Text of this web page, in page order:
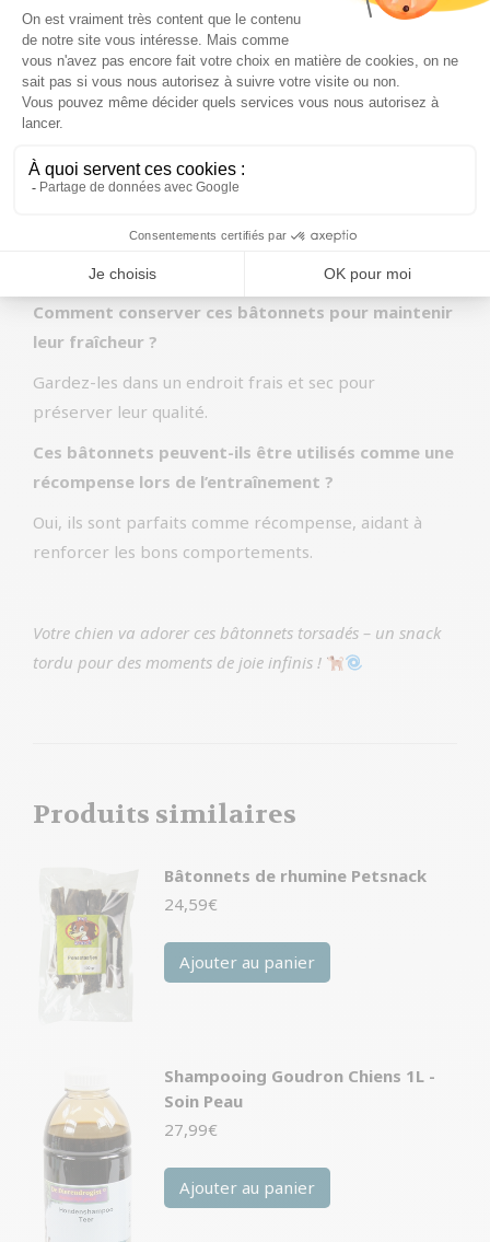
Chaque paquet contient 100 pièces de bâtonnets
torsadés, mesurant environ 12,5 cm de long et 7/8
mm de diamètre. Un snack idéal pour tous les types
de chiens.
FAQ
Absolument ! Les bâtonnets torsadés Petsnack sont
adaptés pour les petits comme les grands chiens.
Comment conserver ces bâtonnets pour maintenir
leur fraîcheur ?
Gardez-les dans un endroit frais et sec pour
préserver leur qualité.
Ces bâtonnets peuvent-ils être utilisés comme une
récompense lors de l’entraînement ?
Oui, ils sont parfaits comme récompense, aidant à
renforcer les bons comportements.
Votre chien va adorer ces bâtonnets torsadés – un snack
tordu pour des moments de joie infinis !
Produits similaires
Bâtonnets de rhumine Petsnack
24,59€
Ajouter au panier
Shampooing Goudron Chiens 1L -
Soin Peau
27,99€
Ajouter au panier